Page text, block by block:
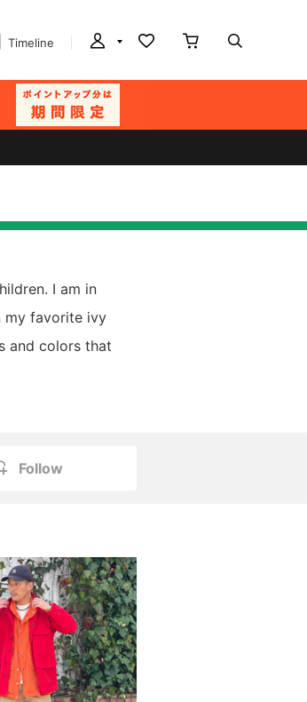
Timeline
I am in
my favorite ivy
and colors that
Follow